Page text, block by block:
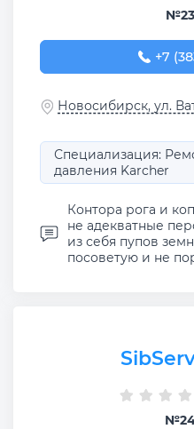
№23
+7
+7
Новосибирск, ул.
Специализация:
давления Karcher
Контора рога и
не адекватные
из себя пупов
посоветую и не